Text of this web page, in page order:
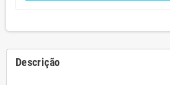
Descrição